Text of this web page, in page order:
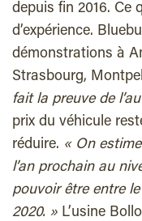
depuis fin 2016. Ce
d’expérience.
démonstrations à
Strasbourg,
fait la preuve de
prix du véhicule
réduire. «On estime
l’an prochain au
pouvoir être entre
2020. » L’usine